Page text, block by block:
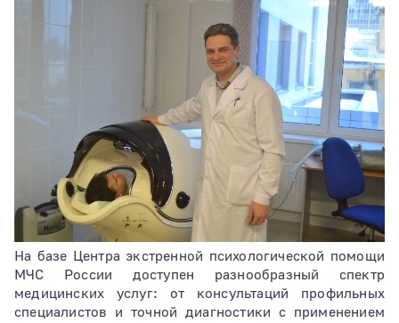
Тип раздела
Сортировать по
На базе Центра экстренной психологической помощи
МЧС России доступен разнообразный спектр
медицинских услуг: от консультаций профильных
специалистов и точной диагностики с применением